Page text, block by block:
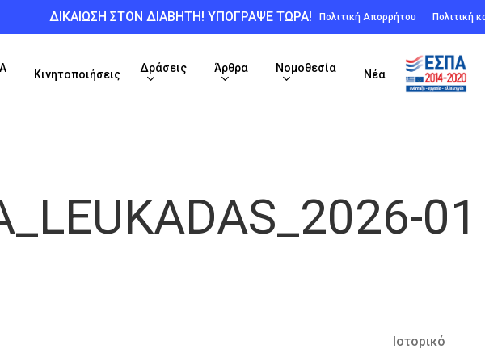
ΔΙΚΑΙΩΣΗ ΣΤΟΝ ΔΙΑΒΗΤΗ! ΥΠΟΓΡΑΨΕ ΤΩΡΑ! Πολιτική Απορρήτου Πολιτική
Κινητοποιήσεις
Δράσεις Άρθρα Νομοθεσία
Νέα
01
Ιστορικό